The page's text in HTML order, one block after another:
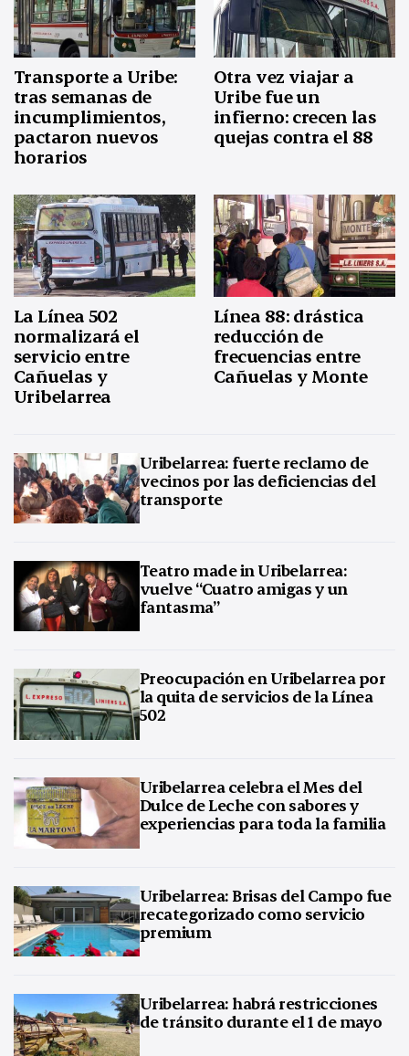
Transporte a Uribe:
tras semanas de
incumplimientos,
pactaron nuevos
horarios
Otra vez viajar a
Uribe fue un
infierno: crecen las
quejas contra el 88
La Línea 502
normalizará el
servicio entre
Cañuelas y
Uribelarrea
Línea 88: drástica
reducción de
frecuencias entre
Cañuelas y Monte
Uribelarrea: fuerte reclamo de
vecinos por las deficiencias del
transporte
Teatro made in Uribelarrea:
vuelve “Cuatro amigas y un
fantasma”
Preocupación en Uribelarrea por
la quita de servicios de la Línea
502
Uribelarrea celebra el Mes del
Dulce de Leche con sabores y
experiencias para toda la familia
Uribelarrea: Brisas del Campo fue
recategorizado como servicio
premium
Uribelarrea: habrá restricciones
de tránsito durante el 1 de mayo